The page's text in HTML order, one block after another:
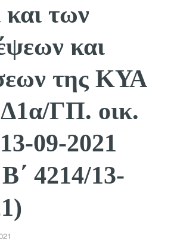
και των
και
της ΚΥΑ
ΓΠ. οικ.
09-2021
4214/13-